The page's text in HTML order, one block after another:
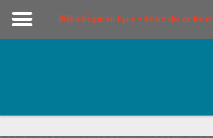
Bibliothèque en ligne – Recherche de livres